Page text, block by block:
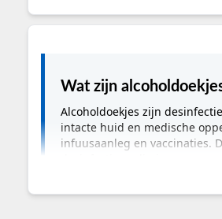
Wat zijn
Alcoholdoekjes zijn
intacte huid en medische
infuusaanleg en vaccinaties.